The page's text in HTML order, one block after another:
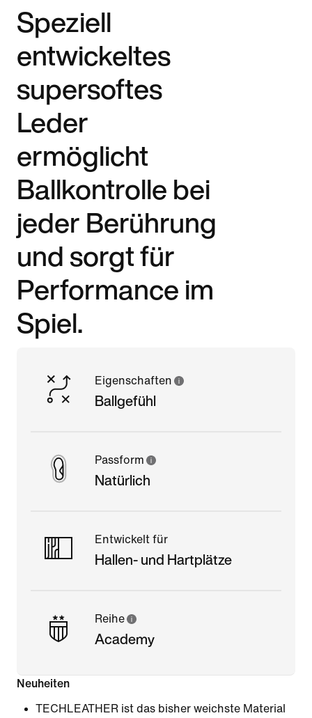
Speziell
entwickeltes
supersoftes
Leder
ermöglicht
Ballkontrolle bei
jeder Berührung
und sorgt für
Performance im
Spiel.
Eigenschaften
Ballgefühl
Passform
Natürlich
Entwickelt für
Hallen- und Hartplätze
Reihe
Academy
Neuheiten
TECHLEATHER ist das bisher weichste Material